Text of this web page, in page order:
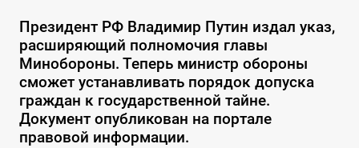
Президент РФ Владимир Путин издал указ,
расширяющий полномочия главы
Минобороны. Теперь министр обороны
сможет устанавливать порядок допуска
граждан к государственной тайне.
Документ опубликован на портале
правовой информации.